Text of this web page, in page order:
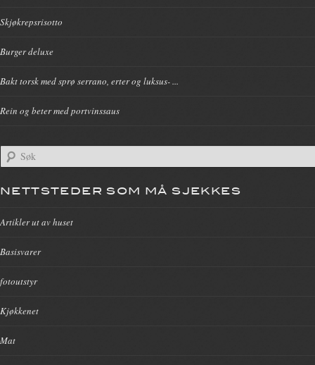
Skjøkrepsrisotto
Burger deluxe
Bakt torsk med sprø serrano, erter og luksus- ...
Rein og beter med portvinssaus
NETTSTEDER SOM MÅ SJEKKES
Artikler ut av huset
Basisvarer
fotoutstyr
Kjøkkenet
Mat